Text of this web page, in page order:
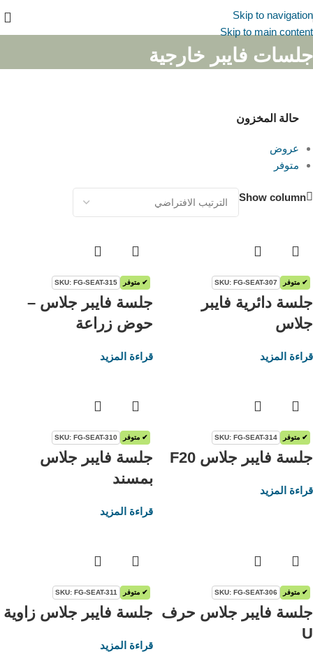
Skip to navigation
Skip to main content
جلسات فايبر خارجية
حالة المخزون
عروض
متوفر
Show column
✔ متوفر SKU: FG-SEAT-307
جلسة دائرية فايبر
جلاس
قراءة المزيد
✔ متوفر SKU: FG-SEAT-315
جلسة فايبر جلاس –
حوض زراعة
قراءة المزيد
✔ متوفر SKU: FG-SEAT-314
جلسة فايبر جلاس F20
قراءة المزيد
✔ متوفر SKU: FG-SEAT-310
جلسة فايبر جلاس
بمسند
قراءة المزيد
✔ متوفر SKU: FG-SEAT-306
جلسة فايبر جلاس حرف
U
✔ متوفر SKU: FG-SEAT-311
جلسة فايبر جلاس زاوية
قراءة المزيد